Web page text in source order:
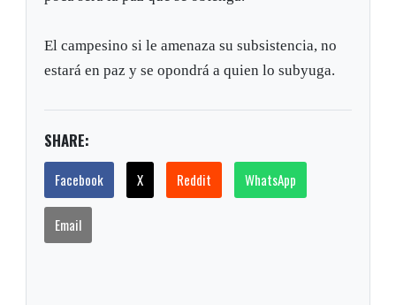
El campesino si le amenaza su subsistencia, no
estará en paz y se opondrá a quien lo subyuga.
SHARE:
Facebook X Reddit WhatsApp
Email